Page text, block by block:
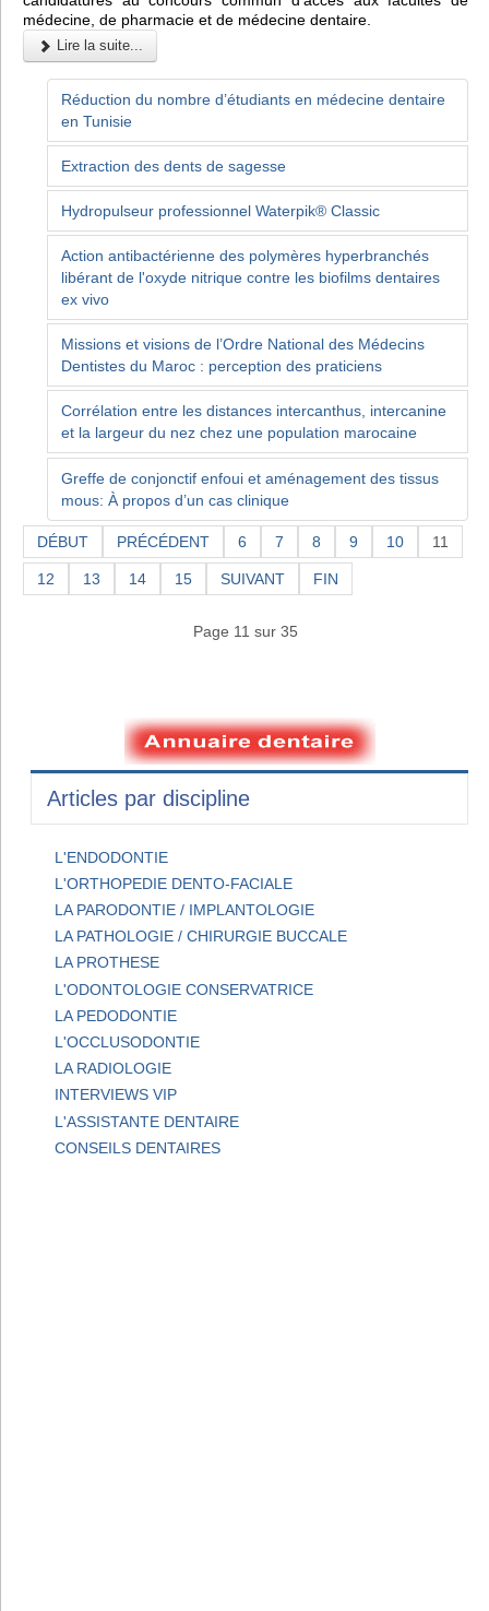
médecine, de pharmacie et de médecine dentaire.
Lire la suite...
Réduction du nombre d’étudiants en médecine dentaire
en Tunisie
Extraction des dents de sagesse
Hydropulseur professionnel Waterpik® Classic
Action antibactérienne des polymères hyperbranchés
libérant de l'oxyde nitrique contre les biofilms dentaires
ex vivo
Missions et visions de l’Ordre National des Médecins
Dentistes du Maroc : perception des praticiens
Corrélation entre les distances intercanthus, intercanine
et la largeur du nez chez une population marocaine
Greffe de conjonctif enfoui et aménagement des tissus
mous: À propos d’un cas clinique
DÉBUT PRÉCÉDENT 6 7 8 9 10 11
12 13 14 15 SUIVANT FIN
Page 11 sur 35
Articles par discipline
L'ENDODONTIE
L'ORTHOPEDIE DENTO-FACIALE
LA PARODONTIE / IMPLANTOLOGIE
LA PATHOLOGIE / CHIRURGIE BUCCALE
LA PROTHESE
L'ODONTOLOGIE CONSERVATRICE
LA PEDODONTIE
L'OCCLUSODONTIE
LA RADIOLOGIE
INTERVIEWS VIP
L'ASSISTANTE DENTAIRE
CONSEILS DENTAIRES